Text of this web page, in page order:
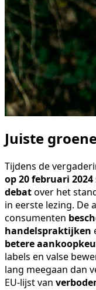
Juiste
Tijdens de
op 20 februari 2024
debatover het
in eerste lezing. De
consumenten
handelspraktijken
betere
labels en valse
lang meegaan dan
EU-lijst van